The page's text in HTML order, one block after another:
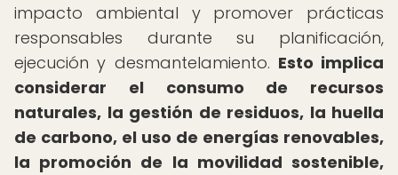
impacto ambiental y promover prácticas
responsables durante su planificación,
ejecución y desmantelamiento. Esto implica
considerar el consumo de recursos
naturales, la gestión de residuos, la huella
de carbono, el uso de energías renovables,
la promoción de la movilidad sostenible,